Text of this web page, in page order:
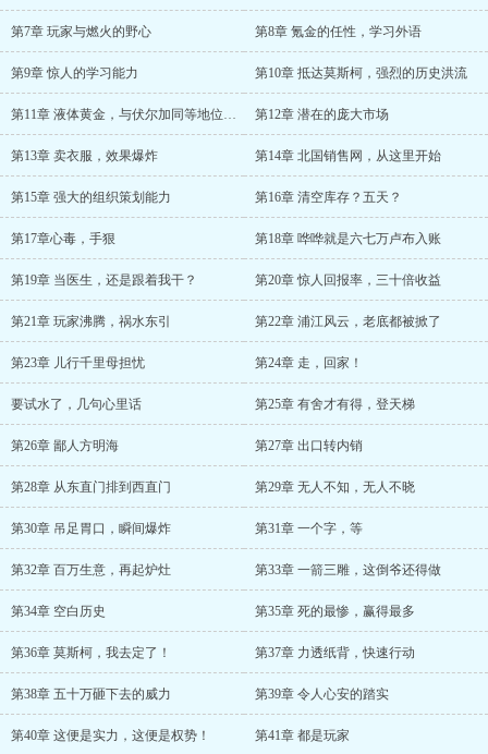
第7章 玩家与燃火的野心 第8章 氪金的任性，学习外语
第9章 惊人的学习能力 第10章 抵达莫斯柯，强烈的历史洪流
第11章 液体黄金，与伏尔加同等地位的饮品 第12章 潜在的庞大市场
第13章 卖衣服，效果爆炸 第14章 北国销售网，从这里开始
第15章 强大的组织策划能力 第16章 清空库存？五天？
第17章心毒，手狠 第18章 哗哗就是六七万卢布入账
第19章 当医生，还是跟着我干？ 第20章 惊人回报率，三十倍收益
第21章 玩家沸腾，祸水东引 第22章 浦江风云，老底都被掀了
第23章 儿行千里母担忧 第24章 走，回家！
要试水了，几句心里话 第25章 有舍才有得，登天梯
第26章 鄙人方明海 第27章 出口转内销
第28章 从东直门排到西直门 第29章 无人不知，无人不晓
第30章 吊足胃口，瞬间爆炸 第31章 一个字，等
第32章 百万生意，再起炉灶 第33章 一箭三雕，这倒爷还得做
第34章 空白历史 第35章 死的最惨，赢得最多
第36章 莫斯柯，我去定了！ 第37章 力透纸背，快速行动
第38章 五十万砸下去的威力 第39章 令人心安的踏实
第40章 这便是实力，这便是权势！ 第41章 都是玩家